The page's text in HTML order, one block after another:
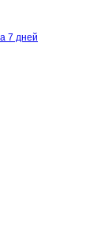
7 дней